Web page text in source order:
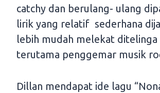
catchy dan berulang- ulang
lirik yang relatif sederhana
lebih mudah melekat
terutama penggemar musik
Dillan mendapat ide lagu